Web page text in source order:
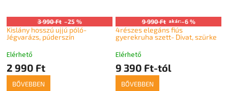
3 990 Ft –25 %
Kislány hosszú ujjú póló-
Jégvarázs, púderszín
Elérhető
2 990 Ft
BŐVEBBEN
9 990 Ft akár:–6 %
4részes elegáns fiús
gyerekruha szett- Divat, szürke
Elérhető
9 390 Ft-tól
BŐVEBBEN